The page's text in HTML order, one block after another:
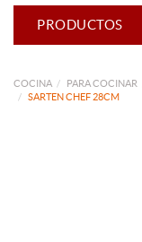
PRODUCTOS
COCINA PARA COCINAR
SARTEN CHEF 28CM